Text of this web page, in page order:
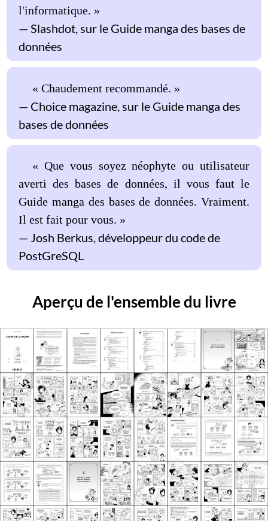
l'informatique. »
Slashdot, sur le Guide manga des bases de
données
« Chaudement recommandé. »
Choice magazine, sur le Guide manga des
bases de données
« Que vous soyez néophyte ou utilisateur
averti des bases de données, il vous faut le
Guide manga des bases de données. Vraiment.
Il est fait pour vous. »
Josh Berkus, développeur du code de
PostGreSQL
Aperçu de l'ensemble du livre